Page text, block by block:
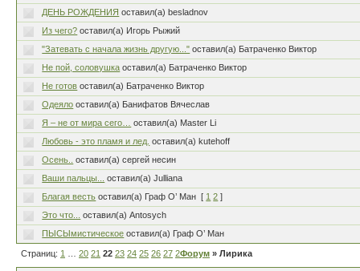
ДЕНЬ РОЖДЕНИЯ оставил(а) besladnov
Из чего? оставил(а) Игорь Рыжий
"Затевать с начала жизнь другую..." оставил(а) Батраченко Виктор
Не пой, соловушка оставил(а) Батраченко Виктор
Не готов оставил(а) Батраченко Виктор
Одеяло оставил(а) Банифатов Вячеслав
Я – не от мира сего…
оставил(а) Master Li
Любовь - это пламя и лед. оставил(а) kutehoff
Осень..
оставил(а) сергей несин
Ваши пальцы...
оставил(а) Julliana
Благая весть оставил(а) Граф О’ Ман [ 1 2 ]
Это что...
оставил(а) Antosych
ПЫСЫмистическое оставил(а) Граф О’ Ман
Страниц: 1 20 21 22 23 24 25 26 27 28…80
Форум » Лирика